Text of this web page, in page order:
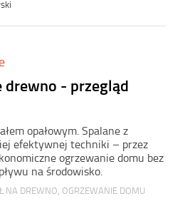
drewno - przegląd
opałowym. Spalane z
efektywnej techniki – przez
ogrzewanie domu bez
na środowisko.
NA DREWNO, OGRZEWANIE DOMU